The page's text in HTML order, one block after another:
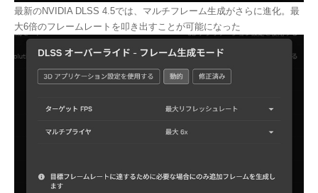
最新のNVIDIA DLSS 4.5では、マルチフレーム生成がさらに進化。最
大6倍のフレームレートを叩き出すことが可能になった